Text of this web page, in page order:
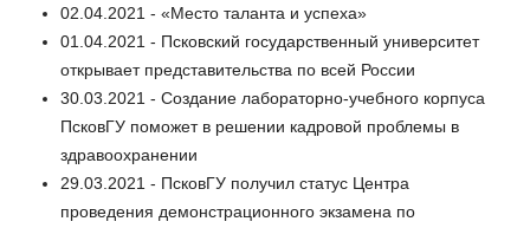
02.04.2021 - «Место таланта и успеха»
01.04.2021 - Псковский государственный университет
открывает представительства по всей России
30.03.2021 - Создание лабораторно-учебного корпуса
ПсковГУ поможет в решении кадровой проблемы в
здравоохранении
29.03.2021 - ПсковГУ получил статус Центра
проведения демонстрационного экзамена по